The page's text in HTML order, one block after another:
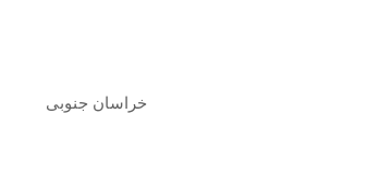
خراسان جنوبی